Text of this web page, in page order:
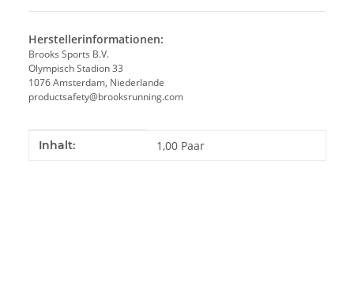
Herstellerinformationen:
Brooks Sports B.V.
Olympisch Stadion 33
1076 Amsterdam, Niederlande
productsafety@brooksrunning.com
Produkteigenschaft
Wert
Inhalt: 1,00 Paar